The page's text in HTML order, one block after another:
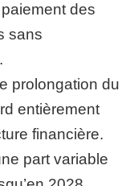
des
sans
prolongation du
entièrement
financière.
part variable